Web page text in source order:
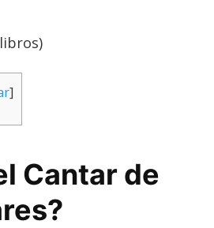
]
Cantar de